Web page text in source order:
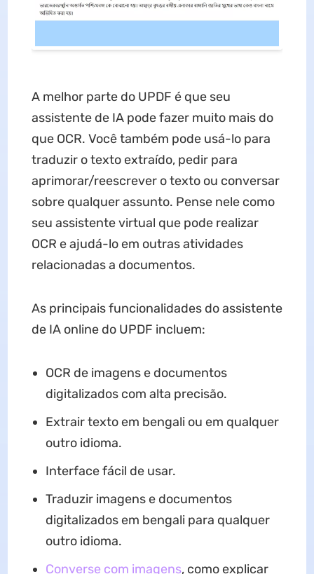
A melhor parte do UPDF é que seu
assistente de IA pode fazer muito mais do
que OCR. Você também pode usá-lo para
traduzir o texto extraído, pedir para
aprimorar/reescrever o texto ou conversar
sobre qualquer assunto. Pense nele como
seu assistente virtual que pode realizar
OCR e ajudá-lo em outras atividades
relacionadas a documentos.
As principais funcionalidades do assistente
de IA online do UPDF incluem:
OCR de imagens e documentos
digitalizados com alta precisão.
Extrair texto em bengali ou em qualquer
outro idioma.
Interface fácil de usar.
Traduzir imagens e documentos
digitalizados em bengali para qualquer
outro idioma.
Converse com imagens, como explicar